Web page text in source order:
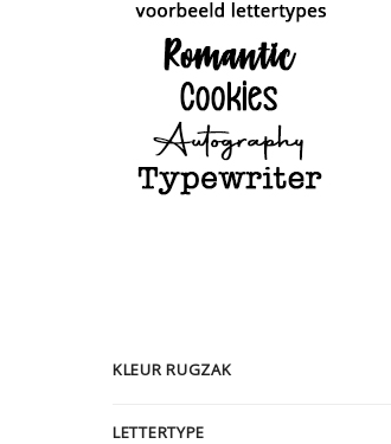
KLEUR RUGZAK
LETTERTYPE